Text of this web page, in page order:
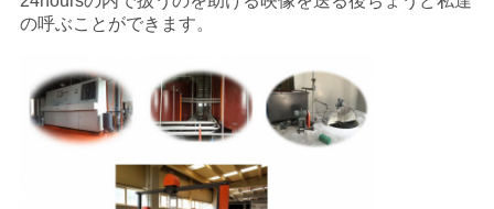
の呼ぶことができます。